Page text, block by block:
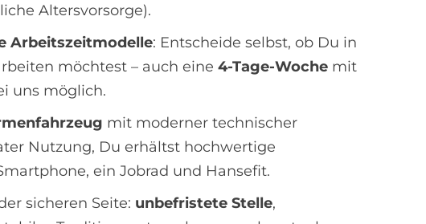
Altersvorsorge).
Arbeitszeitmodelle: Entscheide selbst, ob Du in
möchtest – auch eine 4-Tage-Woche mit
uns möglich.
mit moderner technischer
Nutzung, Du erhältst hochwertige
ein Jobrad und Hansefit.
sicheren Seite: unbefristete Stelle,